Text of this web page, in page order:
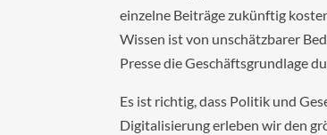
einzelne Beiträge zukünftig
Wissen ist von unschätzbarer
Presse die Geschäftsgrundlage
Es ist richtig, dass Politik und
Digitalisierung erleben wir den